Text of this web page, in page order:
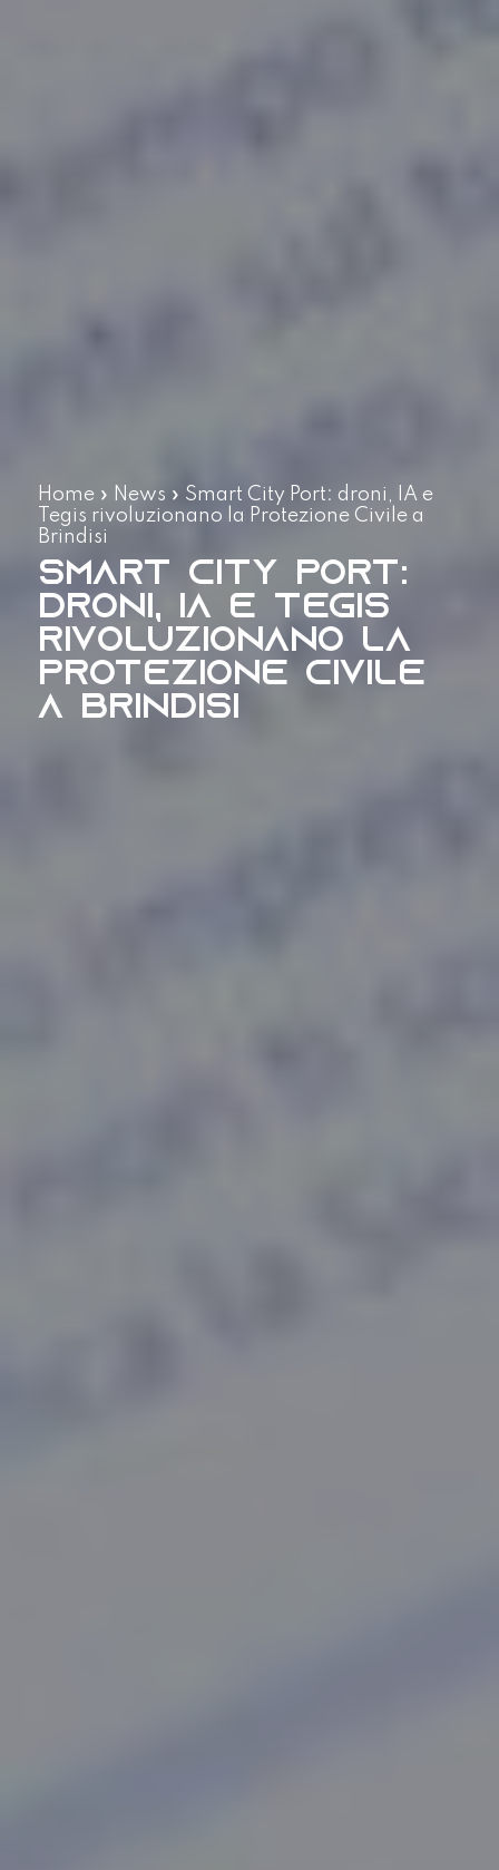
Home» News » Smart City Port: droni, IA e
Tegis rivoluzionano la Protezione Civile a
Brindisi
Smart City Port:
droni, IA e Tegis
rivoluzionano la
Protezione Civile
a Brindisi